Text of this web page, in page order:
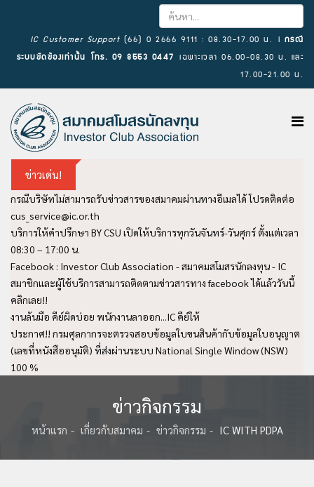
IC Customer Support (66) 0 2666 9111 : 08.30-17.00 น. l กรณี
ระบบขัดข้องเท่านั้น โทร. 09 8553 0447 เฉพาะเวลา 06.00-08.30 น. และ
17.00-21.00 น.
ข่าวเด่น!
กรณีบริษัทไม่สามารถรับข่าวสารของสมาคมผ่านทางอีเมลได้ โปรดติดต่อ
cus_service@ic.or.th
บริการให้คำปรึกษา BY CSU เปิดให้บริการทุกวันจันทร์-วันศุกร์ ตั้งแต่เวลา
08:30 – 17:00 น.
Facebook : Investor Club Association - สมาคมสโมสรนักลงทุน - IC
สมาชิกและผู้ใช้บริการสามารถติดตามข่าวสารทาง facebook ได้แล้ววันนี้
คลิกเลย!!
งานล้นมือ คีย์ผิดบ่อย พนักงานลาออก...IC คีย์ให้
ประกาศ!! กรมศุลกากรจะตรวจสอบข้อมูลใบขนสินค้ากับข้อมูลใบอนุญาต
(เลขที่หนังสืออนุมัติ) ที่ส่งผ่านระบบ National Single Window (NSW)
100 %
ข่าวกิจกรรม
หน้าแรก เกี่ยวกับสมาคม ข่าวกิจกรรม IC WITH PDPA
×